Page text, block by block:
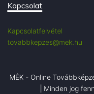
Kapcsolat
Kapcsolatfelvétel
tovabbkepzes@mek.hu
MÉK - Online
| Minden jog